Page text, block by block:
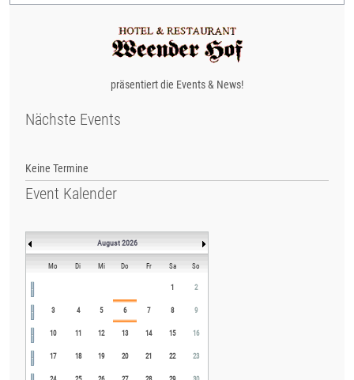
präsentiert die Events & News!
Nächste Events
Keine Termine
Event Kalender
August 2026
Mo Di Mi Do Fr Sa So
1 2
3 4 5 6 7 8 9
10 11 12 13 14 15 16
17 18 19 20 21 22 23